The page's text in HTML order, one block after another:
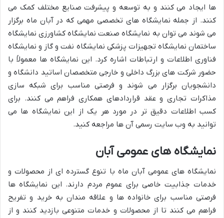
ها ایجاد می کنند و به توسعه و پیشرفت صنایع مختلف کمک می
کنند. از جمله نمایشگاه های تخصصی مهمی که در آبان ماه برگزار
می شوند می توان به نمایشگاه صنعت نمایشگاه کشاورزی نمایشگاه
ساختمان نمایشگاه تجهیزات پزشکی نمایشگاه نفت و گاز و نمایشگاه
فناوری اطلاعات و ارتباطات اشاره کرد. این نمایشگاه ها معمولاً با
حضور شرکت های بزرگ داخلی و خارجی متخصصان اساتید دانشگاه و
دانشجویان برگزار می شوند و فرصتی مناسب برای شبکه سازی
مذاکرات تجاری و عقد قراردادهای همکاری فراهم می کنند. برای
کسب اطلاعات دقیق تر در مورد هر یک از این نمایشگاه ها می
توانید به وب سایت رسمی آن ها مراجعه کنید.
نمایشگاه های عمومی آبان
نمایشگاه های عمومی آبان ماه با تنوع گسترده ای از محصولات و
خدمات جذابیت خاصی برای عموم مردم دارند. این نمایشگاه ها
فرصتی مناسب برای خانواده ها و علاقه مندان به خرید و تفریح
فراهم می کنند تا از محصولات و خدمات متنوعی بازدید کنند و از